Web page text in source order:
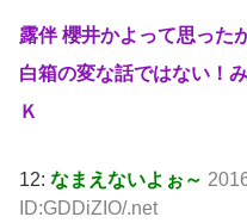
露伴 櫻井かよって思った
白箱の変な話ではない！
Ｋ
12: なまえないよぉ～
ID:GDDiZIO/.net